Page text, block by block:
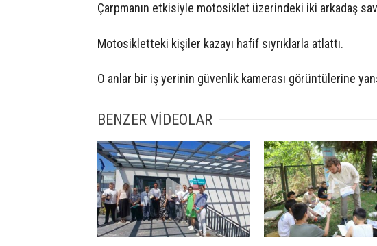
Çarpmanın etkisiyle motosiklet üzerindeki iki arkadaş
Motosikletteki kişiler kazayı hafif sıyrıklarla atlattı.
O anlar bir iş yerinin güvenlik kamerası görüntülerine
BENZER VİDEOLAR